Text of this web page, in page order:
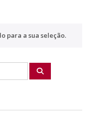
para a sua seleção.